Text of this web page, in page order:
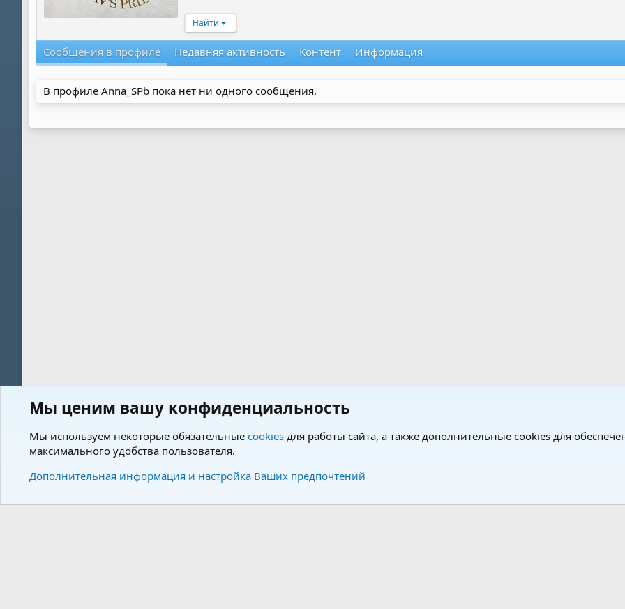
Найти
Сообщения в профиле Недавняя активность Контент Информация
В профиле Anna_SPb пока нет ни одного сообщения.
Мы ценим вашу конфиденциальность
Мы используем некоторые обязательные cookies для работы сайта, а также дополнительные cookies для
максимального удобства пользователя.
Дополнительная информация и настройка Ваших предпочтений